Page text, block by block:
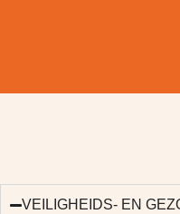
VEILIGHEIDS- EN